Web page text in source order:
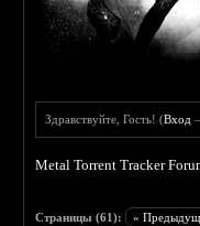
Здравствуйте, Гость! (Вход
Metal Torrent Tracker
Страницы (61): «